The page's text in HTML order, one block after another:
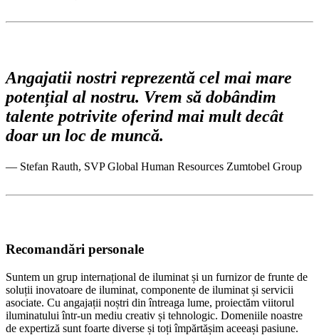
Angajatii nostri reprezentă cel mai mare
potențial al nostru. Vrem să dobândim
talente potrivite oferind mai mult decât
doar un loc de muncă.
— Stefan Rauth, SVP Global Human Resources Zumtobel Group
Recomandări personale
Suntem un grup internațional de iluminat și un furnizor de frunte de
soluții inovatoare de iluminat, componente de iluminat și servicii
asociate. Cu angajații noștri din întreaga lume, proiectăm viitorul
iluminatului într-un mediu creativ și tehnologic. Domeniile noastre
de expertiză sunt foarte diverse și toți împărtășim aceeași pasiune.